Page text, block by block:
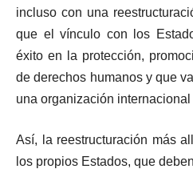
incluso con una
que el vínculo con los
éxito en la protección,
de derechos humanos y que
una organización
Así, la reestructuración más
los propios Estados, que